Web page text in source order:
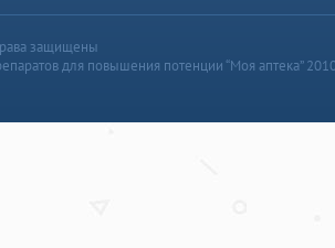
защищены
для повышения потенции “Моя аптека”